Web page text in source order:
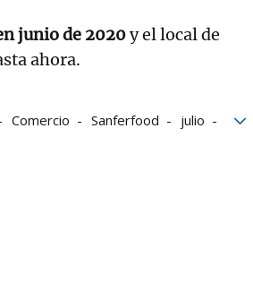
junio de 2020y el local de
ahora.
Comercio Sanferfood
julio